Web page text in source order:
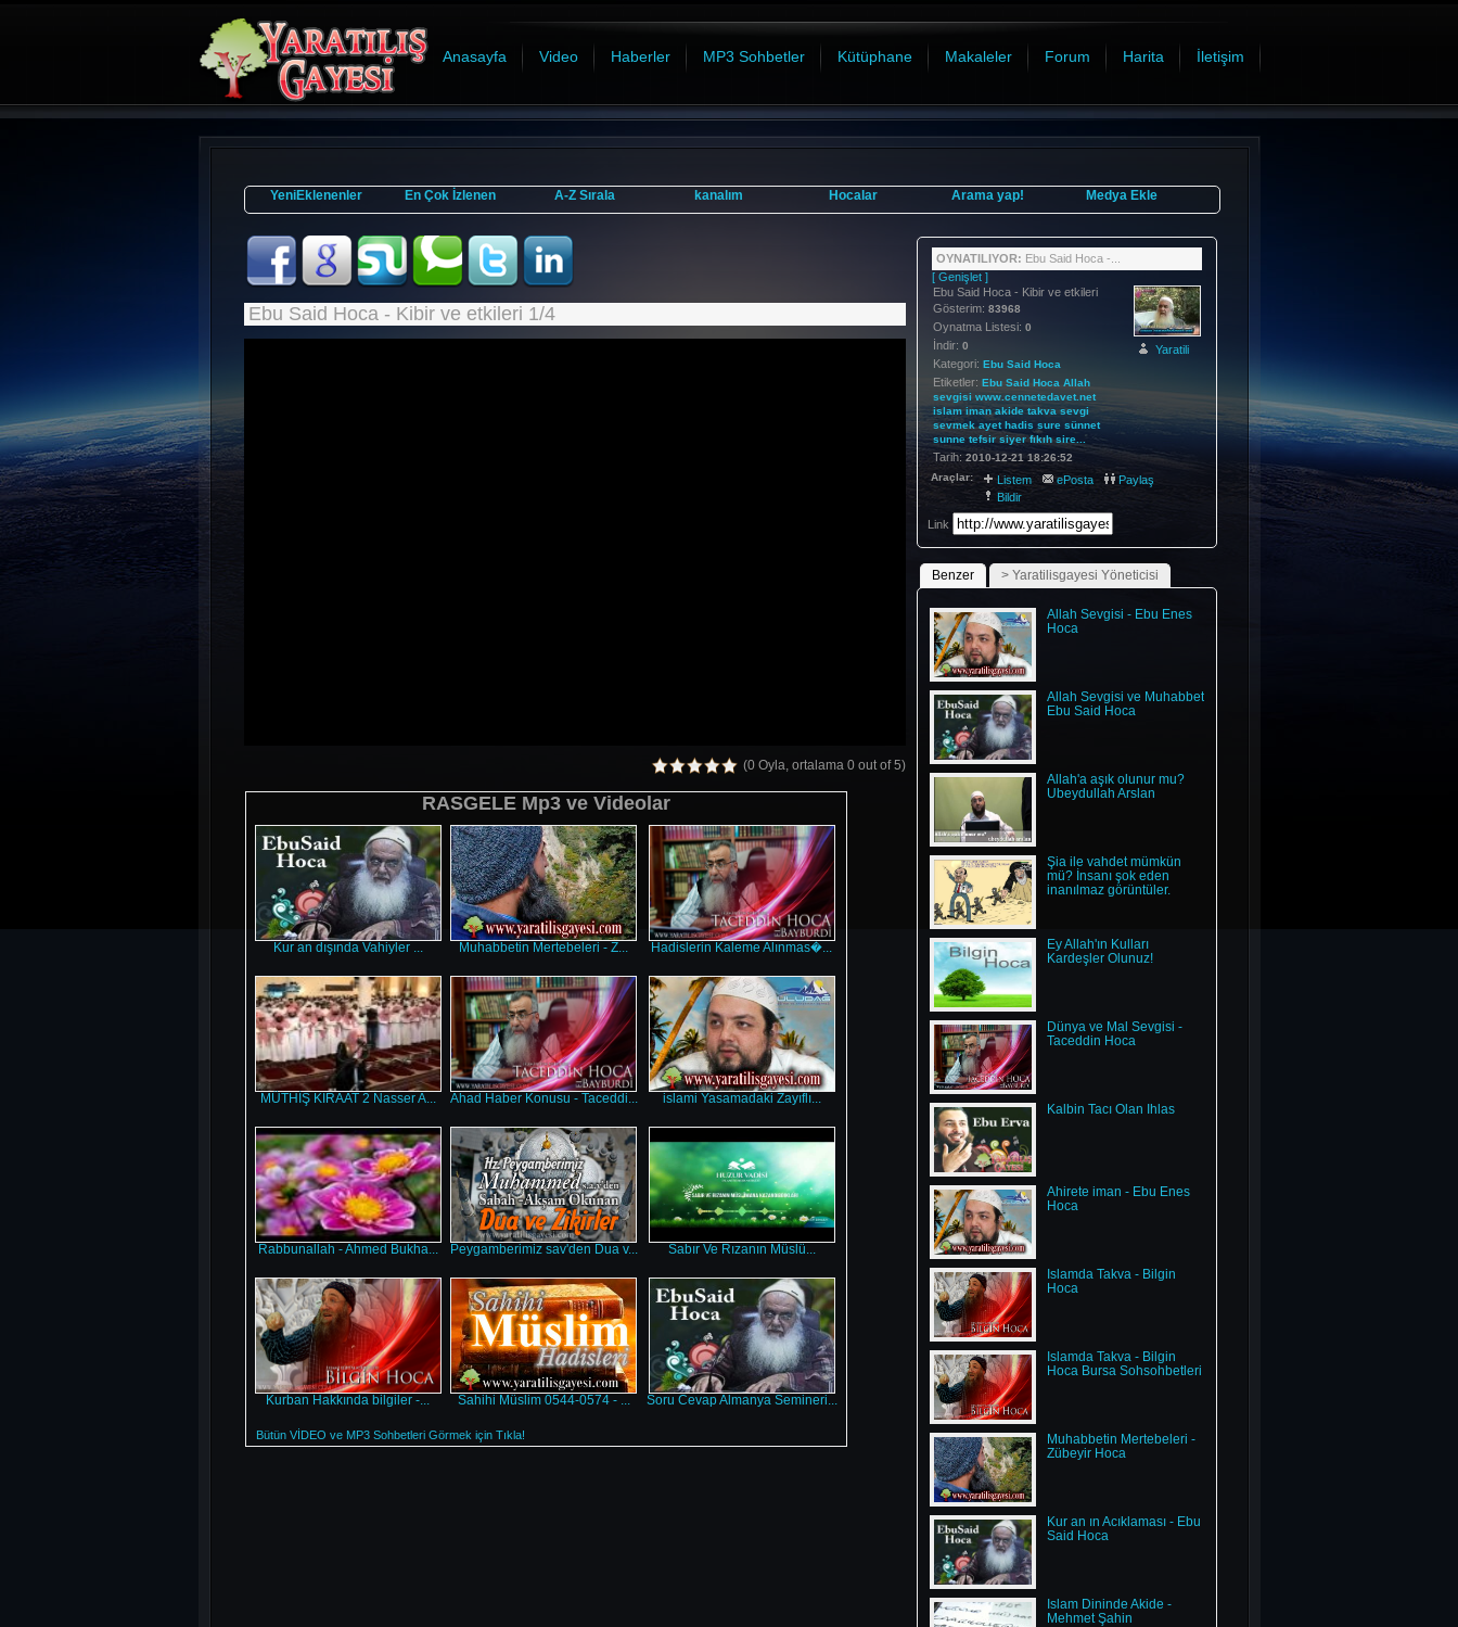
Anasayfa Video Haberler MP3 Sohbetler Kütüphane Makaleler Forum Harita İletişim
YeniEklenenler En Çok İzlenen A-Z Sırala kanalım Hocalar Arama yap! Medya Ekle
Ebu Said Hoca - Kibir ve etkileri 1/4
(0 Oyla, ortalama 0 out of 5)
RASGELE Mp3 ve Videolar
Kur an dışında Vahiyler ... Muhabbetin Mertebeleri - Z... Hadislerin Kaleme Alınmas�...
MÜTHİŞ KIRAAT 2 Nasser A... Ahad Haber Konusu - Taceddi... islami Yasamadaki Zayıflı...
Rabbunallah - Ahmed Bukha... Peygamberimiz sav'den Dua v... Sabır Ve Rızanın Müslü...
Kurban Hakkında bilgiler -... Sahihi Müslim 0544-0574 - ... Soru Cevap Almanya Semineri...
Bütün VİDEO ve MP3 Sohbetleri Görmek için Tıkla!
OYNATILIYOR: Ebu Said Hoca -...
[ Genişlet ]
Ebu Said Hoca - Kibir ve etkileri
Gösterim: 83968
Oynatma Listesi: 0
İndir: 0
Kategori: Ebu Said Hoca
Etiketler: Ebu Said Hoca Allah
sevgisi www.cennetedavet.net
islam iman akide takva sevgi
sevmek ayet hadis sure sünnet
sunne tefsir siyer fıkıh sire...
Tarih: 2010-12-21 18:26:52
Yaratili
Araçlar: Listem ePosta
Paylaş
Bildir
Link
Benzer > Yaratilisgayesi Yöneticisi
Allah Sevgisi - Ebu Enes
Hoca
Allah Sevgisi ve Muhabbet
Ebu Said Hoca
Allah'a aşık olunur mu?
Ubeydullah Arslan
Şia ile vahdet mümkün
mü? İnsanı şok eden
inanılmaz görüntüler.
Ey Allah'ın Kulları
Kardeşler Olunuz!
Dünya ve Mal Sevgisi -
Taceddin Hoca
Kalbin Tacı Olan İhlas
Ahirete iman - Ebu Enes
Hoca
İslamda Takva - Bilgin
Hoca
İslamda Takva - Bilgin
Hoca Bursa Sohsohbetleri
Muhabbetin Mertebeleri -
Zübeyir Hoca
Kur an ın Acıklaması - Ebu
Said Hoca
Islam Dininde Akide -
Mehmet Şahin